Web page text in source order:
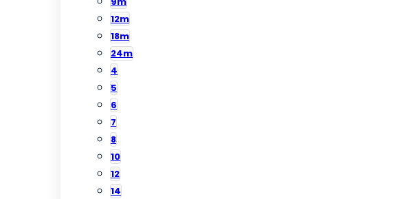
12m
18m
24m
4
5
6
7
8
10
12
14